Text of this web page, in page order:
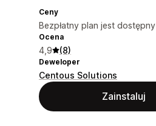
Ceny
Bezpłatny plan jest dostępny
Ocena
4,9 (8)
Deweloper
Centous Solutions
Zainstaluj